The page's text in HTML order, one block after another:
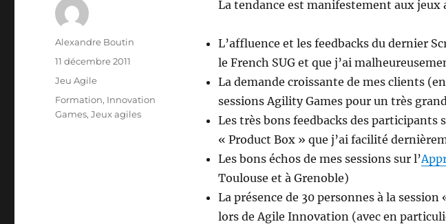
La tendance est manifestement aux jeux
L’affluence et les feedbacks du dernier
le French SUG et que j’ai
La demande croissante de mes clients
sessions Agility Games pour un très
Les très bons feedbacks des participants
« Product Box » que j’ai facilité
Les bons échos de mes sessions sur l’
Toulouse et à Grenoble)
La présence de 30 personnes à la
lors de Agile Innovation (avec en
Auteur
Alexandre Boutin
Publié
11 décembre 2011
Catégories
Jeu Agile
Étiquettes
Formation, Innovation
Games,Jeux agiles